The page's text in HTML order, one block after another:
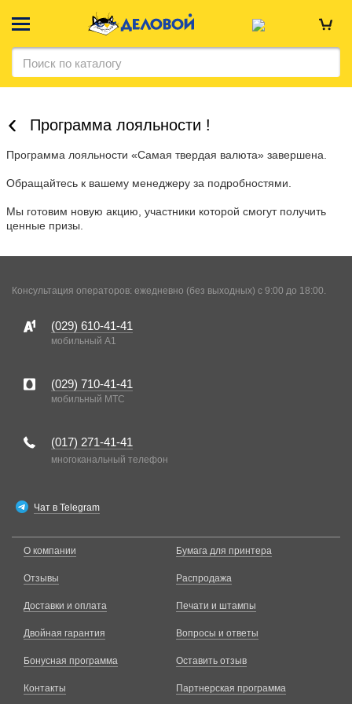
Программа лояльности !
Программа лояльности «Самая твердая валюта» завершена.
Обращайтесь к вашему менеджеру за подробностями.
Мы готовим новую акцию, участники которой смогут получить
ценные призы.
Консультация операторов: ежедневно (без выходных) с 9:00 до 18:00.
(029) 610-41-41
мобильный A1
(029) 710-41-41
мобильный MTC
(017) 271-41-41
многоканальный телефон
Чат в Telegram
О компании
Отзывы
Доставки и оплата
Двойная гарантия
Бонусная программа
Контакты
Бумага для принтера
Распродажа
Печати и штампы
Вопросы и ответы
Оставить отзыв
Партнерская программа